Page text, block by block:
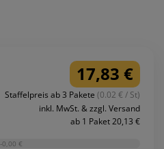
17,83 €
Staffelpreis ab 3 Pakete (0.02 € / St)
inkl. MwSt. & zzgl. Versand
ab 1 Paket 20,13 €
-0,00 €